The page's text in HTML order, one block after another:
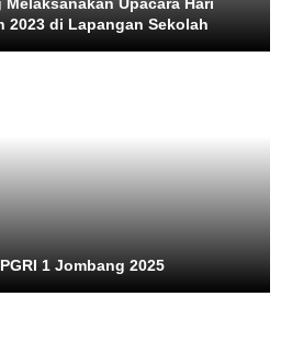
2023 di Lapangan Sekolah
1 Jombang 2025